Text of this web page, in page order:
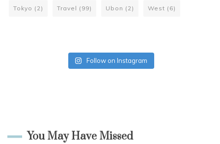
Tokyo (2) Travel (99) Ubon (2) West (6)
Follow on Instagram
You May Have Missed